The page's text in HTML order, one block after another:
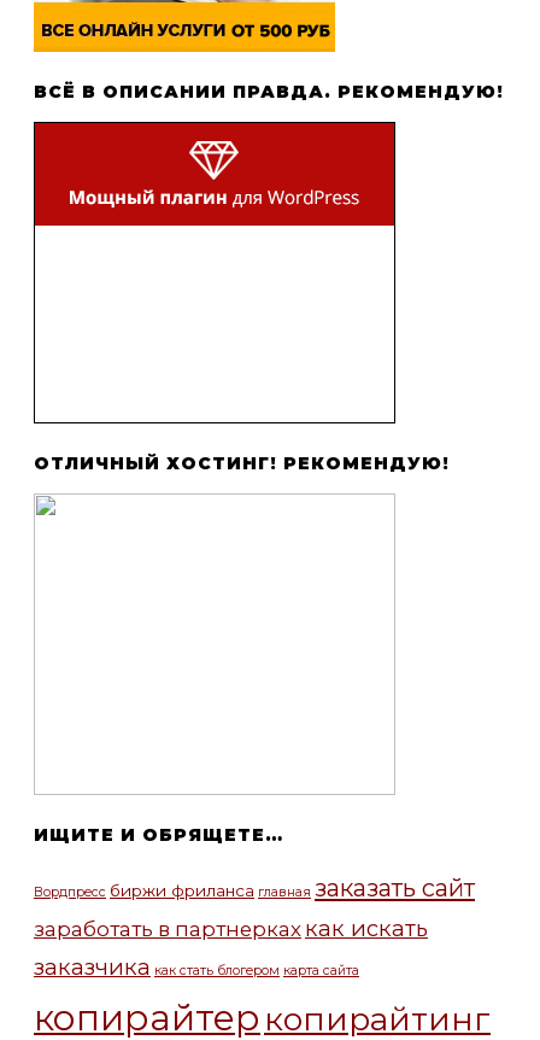
ВСЁ В ОПИСАНИИ ПРАВДА. РЕКОМЕНДУЮ!
ОТЛИЧНЫЙ ХОСТИНГ! РЕКОМЕНДУЮ!
ИЩИТЕ И ОБРЯЩЕТЕ…
Вордпресс биржи фриланса главная заказать сайт
заработать в партнерках как искать
заказчика как стать блогером карта сайта
копирайтер копирайтинг